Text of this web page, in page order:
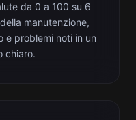
da 0 a 100 su 6
manutenzione,
e problemi noti in un
chiaro.